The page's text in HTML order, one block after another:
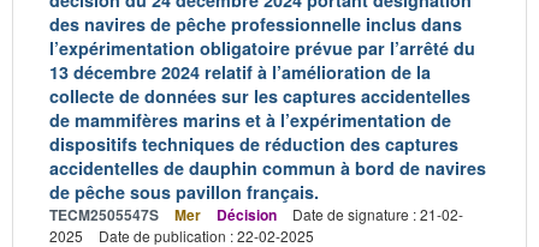
des navires de pêche professionnelle inclus dans
l’expérimentation obligatoire prévue par l’arrêté du
13 décembre 2024 relatif à l’amélioration de la
collecte de données sur les captures accidentelles
de mammifères marins et à l’expérimentation de
dispositifs techniques de réduction des captures
accidentelles de dauphin commun à bord de navires
de pêche sous pavillon français.
TECM2505547S Mer Décision
Date de signature : 21-02-
2025
Date de publication : 22-02-2025